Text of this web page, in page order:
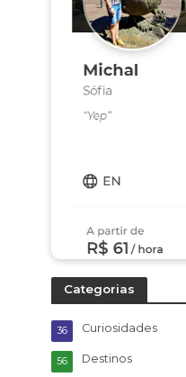
Categorias
Curiosidades
36
Destinos
56